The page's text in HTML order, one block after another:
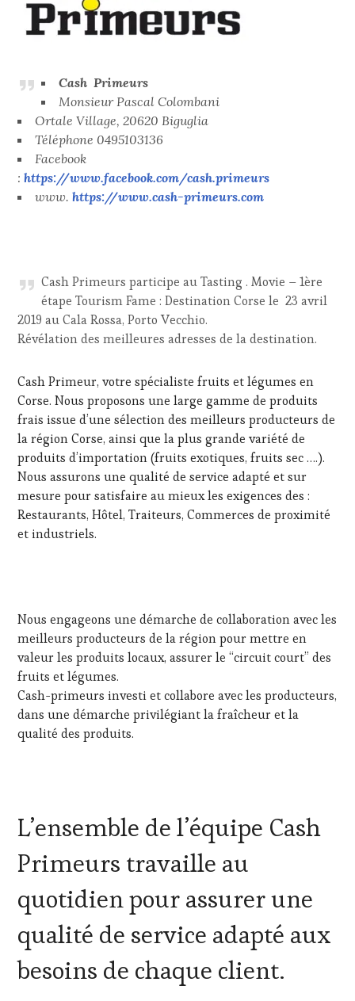
Cash Primeurs
Monsieur Pascal Colombani
Ortale Village, 20620 Biguglia
Téléphone 0495103136
Facebook
:https://www.facebook.com/cash.primeurs
www.https://www.cash-primeurs.com
Cash Primeurs participe au Tasting . Movie – 1ère
étape Tourism Fame : Destination Corse le 23 avril
2019 au Cala Rossa, Porto Vecchio.
Révélation des meilleures adresses de la destination.
Cash Primeur, votre spécialiste fruits et légumes en
Corse. Nous proposons une large gamme de produits
frais issue d’une sélection des meilleurs producteurs de
la région Corse, ainsi que la plus grande variété de
produits d’importation (fruits exotiques, fruits sec ….).
Nous assurons une qualité de service adapté et sur
mesure pour satisfaire au mieux les exigences des :
Restaurants, Hôtel, Traiteurs, Commerces de proximité
et industriels.
Nous engageons une démarche de collaboration avec les
meilleurs producteurs de la région pour mettre en
valeur les produits locaux, assurer le “circuit court” des
fruits et légumes.
Cash-primeurs investi et collabore avec les producteurs,
dans une démarche privilégiant la fraîcheur et la
qualité des produits.
L’ensemble de l’équipe Cash
Primeurs travaille au
quotidien pour assurer une
qualité de service adapté aux
besoins de chaque client.